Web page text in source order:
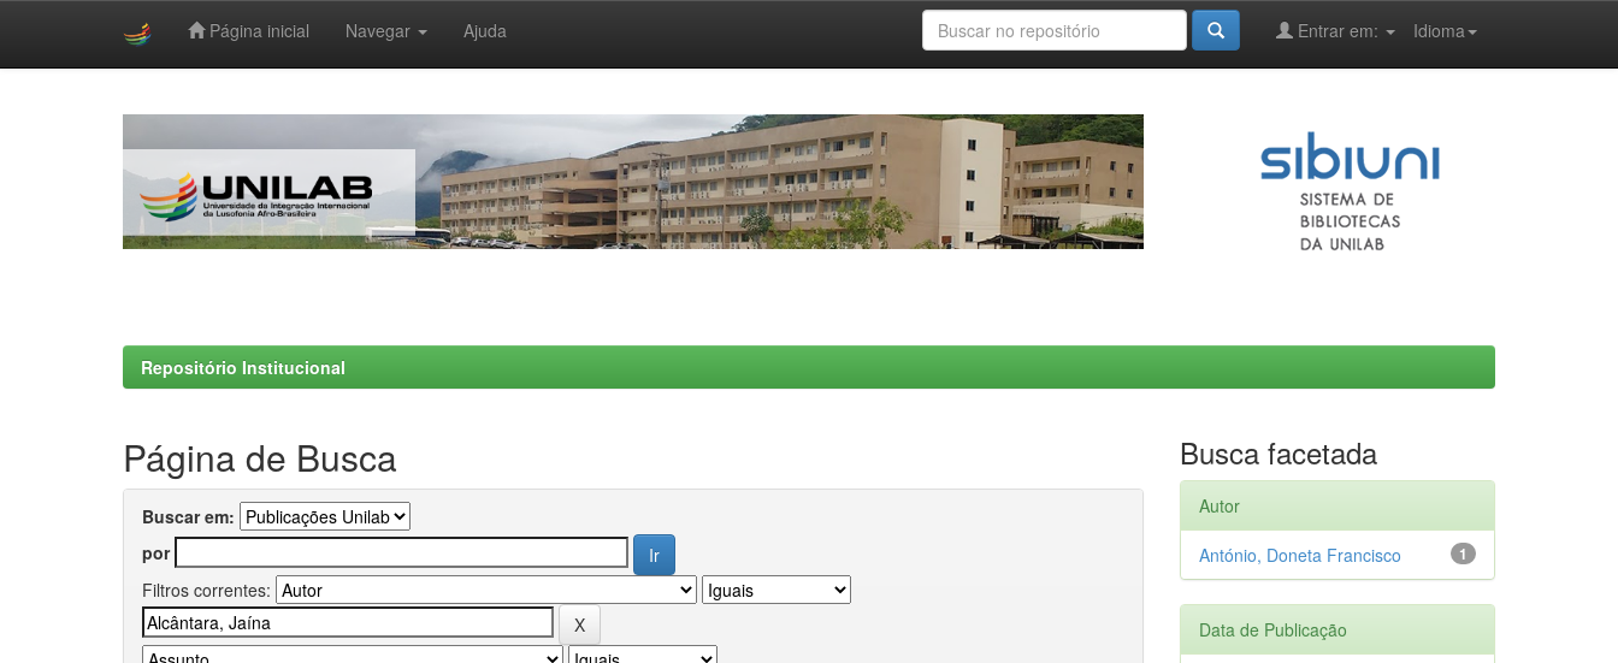
Página inicial Navegar Ajuda Idioma
Entrar em:
Repositório Institucional
Página de Busca
Buscar em:
por
Filtros correntes:
Busca facetada
Autor
1
António, Doneta Francisco
Data de Publicação